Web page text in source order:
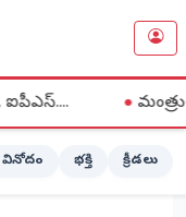
●మంత్రులను
వినోదం భక్తి క్రీడలు